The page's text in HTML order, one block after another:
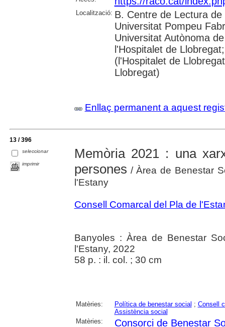
Localització: B. Centre de Lectura
Universitat Pompeu
Universitat Autònoma
l'Hospitalet de
(l'Hospitalet de
Llobregat)
Enllaç permanent a aquest
13 / 396
seleccionar
imprimir
Memòria 2021 : una
persones / Àrea de Benestar
l'Estany
Consell Comarcal del Pla de
Banyoles : Àrea de Benestar
l'Estany, 2022
58 p. : il. col. ; 30 cm
Matèries: Política de benestar social ; Consell
Assistència social
Matèries:
Consorci de Benestar